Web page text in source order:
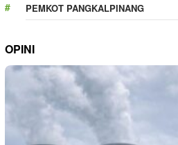
PEMKOT PANGKALPINANG
OPINI